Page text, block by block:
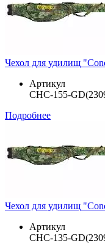
Чехол для удилищ
Артикул
CHC-155-
Подробнее
Чехол для удилищ
Артикул
CHC-135-